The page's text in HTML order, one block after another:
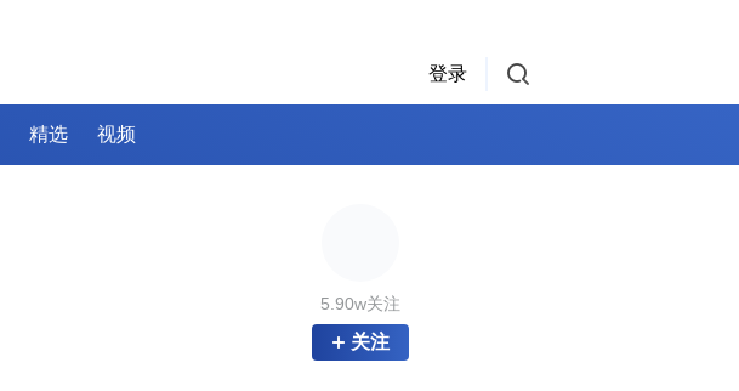
登录
精选 视频
5.90w关注
关注